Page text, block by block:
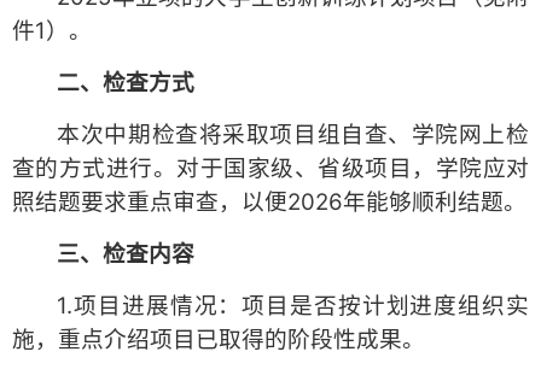
件1）。
二、检查方式
本次中期检查将采取项目组自查、学院网上检
查的方式进行。对于国家级、省级项目，学院应对
照结题要求重点审查，以便2026年能够顺利结题。
三、检查内容
1.项目进展情况：项目是否按计划进度组织实
施，重点介绍项目已取得的阶段性成果。